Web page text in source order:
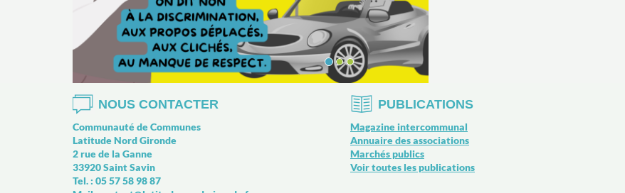
NOUS CONTACTER
Communauté de Communes
Latitude Nord Gironde
2 rue de la Ganne
33920 Saint Savin
Tel. : 05 57 58 98 87
PUBLICATIONS
Magazine intercommunal
Annuaire des associations
Marchés publics
Voir toutes les publications